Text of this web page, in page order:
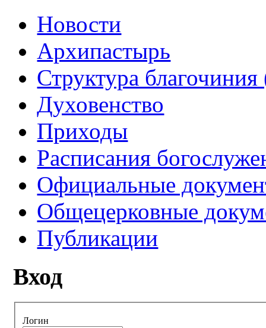
Новости
Архипастырь
Структура
Духовенство
Приходы
Расписания
Официальные
Общецерковные
Публикации
Вход
Логин